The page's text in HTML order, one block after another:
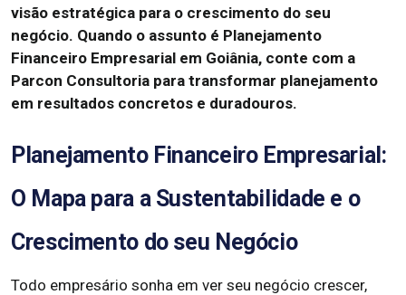
visão estratégica para o crescimento do seu
negócio. Quando o assunto é Planejamento
Financeiro Empresarial em Goiânia, conte com a
Parcon Consultoria para transformar planejamento
em resultados concretos e duradouros.
Planejamento Financeiro Empresarial:
O Mapa para a Sustentabilidade e o
Crescimento do seu Negócio
Todo empresário sonha em ver seu negócio crescer,